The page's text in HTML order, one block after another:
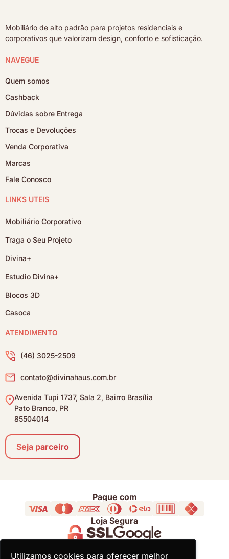
Utilizamos cookies para oferecer melhor
Utilizamos cookies para oferecer melhor
Mobiliário de alto padrão para projetos residenciais e
corporativos que valorizam design, conforto e sofisticação.
NAVEGUE
Quem somos
Cashback
Dúvidas sobre Entrega
Trocas e Devoluções
Venda Corporativa
Marcas
Fale Conosco
LINKS ÚTEIS
Mobiliário Corporativo
Traga o Seu Projeto
Divina+
Estudio Divina+
Blocos 3D
Casoca
ATENDIMENTO
(46) 3025-2509
contato@divinahaus.com.br
Avenida Tupi 1737, Sala 2, Bairro Brasília
Pato Branco, PR
85504014
Seja parceiro
Pague com
Loja Segura
Acompanhe